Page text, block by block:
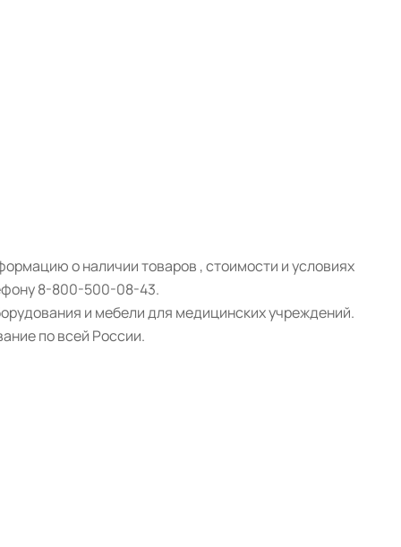
о наличии товаров , стоимости и условиях
8-800-500-08-43.
и мебели для медицинских учреждений.
по всей России.